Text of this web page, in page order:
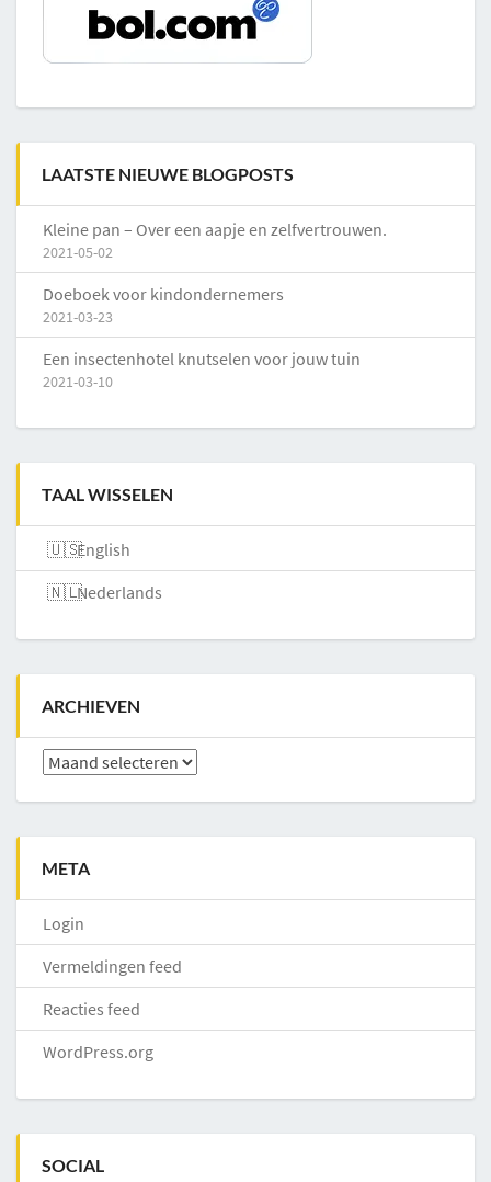
LAATSTE NIEUWE BLOGPOSTS
Kleine pan – Over een aapje en zelfvertrouwen.
2021-05-02
Doeboek voor kindondernemers
2021-03-23
Een insectenhotel knutselen voor jouw tuin
2021-03-10
TAAL WISSELEN
English
Nederlands
ARCHIEVEN
Archieven
META
Login
Vermeldingen feed
Reacties feed
WordPress.org
SOCIAL